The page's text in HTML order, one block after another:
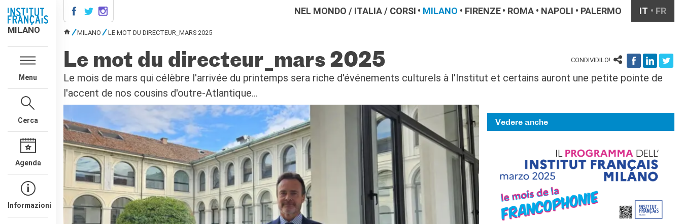
MILANO
Menu
Cerca
Agenda
Informazioni
MILANO
AGENDA
CONTATTI
CORSI DI FRANCESE
Corsi quadrimestrali e annuali
di francese
francese
Corsi collettivi per bambini e
ragazzi
Corsi individuali
Ateliers tematici
Corsi di preparazione
DELF/DALF
Corsi su piattaforma
Corsi per le scuole
NEL MONDO / ITALIA/ CORSI MILANO FIRENZE ROMA NAPOLI PALERMO IT FR
MILANO LE MOT DU DIRECTEUR_MARS 2025
Le mot du directeur_mars 2025 CONDIVIDILO!
Le mois de mars qui célèbre l'arrivée du printemps sera riche d'événements culturels à l'Institut et certains auront une petite pointe de
l'accent de nos cousins d'outre-Atlantique...
Vedere anche